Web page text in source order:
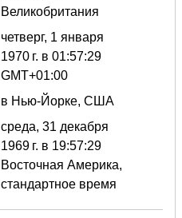
Великобритания
четверг, 1 января
1970 г. в 01:57:29
GMT+01:00
в Нью-Йорке, США
среда, 31 декабря
1969 г. в 19:57:29
Восточная Америка,
стандартное время